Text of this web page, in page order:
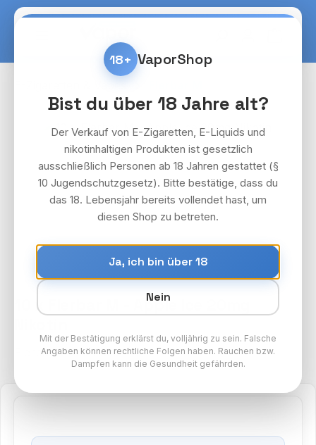
Zum Hauptinhalt springen
Bildergalerie überspringen
10 x Flerbar M - Apple Ice 20mg
Flerbar M 2% Paket
18+ VaporShop
Bist du über 18 Jahre alt?
Der Verkauf von E-Zigaretten, E-Liquids und
nikotinhaltigen Produkten ist gesetzlich
ausschließlich Personen ab 18 Jahren gestattet (§
10 Jugendschutzgesetz). Bitte bestätige, dass du
das 18. Lebensjahr bereits vollendet hast, um
diesen Shop zu betreten.
Ja, ich bin über 18
Nein
Mit der Bestätigung erklärst du, volljährig zu sein. Falsche
Angaben können rechtliche Folgen haben. Rauchen bzw.
Dampfen kann die Gesundheit gefährden.